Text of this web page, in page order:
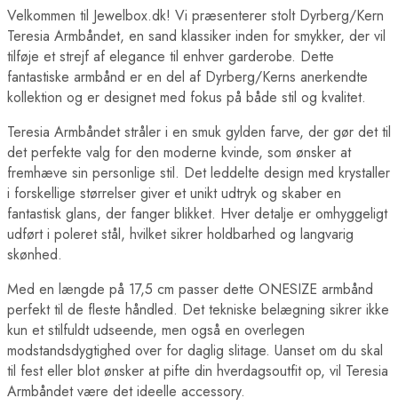
Velkommen til Jewelbox.dk! Vi præsenterer stolt Dyrberg/Kern
Teresia Armbåndet, en sand klassiker inden for smykker, der vil
tilføje et strejf af elegance til enhver garderobe. Dette
fantastiske armbånd er en del af Dyrberg/Kerns anerkendte
kollektion og er designet med fokus på både stil og kvalitet.
Teresia Armbåndet stråler i en smuk gylden farve, der gør det til
det perfekte valg for den moderne kvinde, som ønsker at
fremhæve sin personlige stil. Det leddelte design med krystaller
i forskellige størrelser giver et unikt udtryk og skaber en
fantastisk glans, der fanger blikket. Hver detalje er omhyggeligt
udført i poleret stål, hvilket sikrer holdbarhed og langvarig
skønhed.
Med en længde på 17,5 cm passer dette ONESIZE armbånd
perfekt til de fleste håndled. Det tekniske belægning sikrer ikke
kun et stilfuldt udseende, men også en overlegen
modstandsdygtighed over for daglig slitage. Uanset om du skal
til fest eller blot ønsker at pifte din hverdagsoutfit op, vil Teresia
Armbåndet være det ideelle accessory.